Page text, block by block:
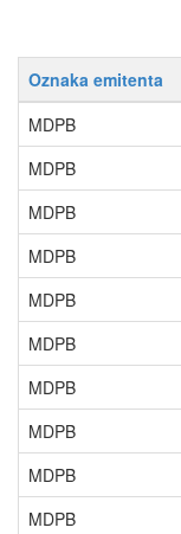
Oznaka emitenta
MDPB
MDPB
MDPB
MDPB
MDPB
MDPB
MDPB
MDPB
MDPB
MDPB